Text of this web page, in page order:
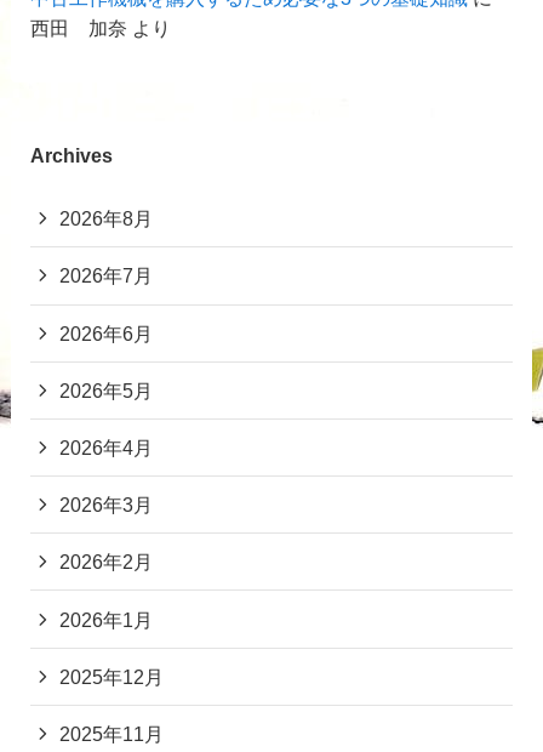
西田 加奈 より
Archives
2026年8月
2026年7月
2026年6月
2026年5月
2026年4月
2026年3月
2026年2月
2026年1月
2025年12月
2025年11月